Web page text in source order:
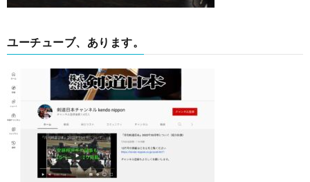
ユーチューブ、あります。